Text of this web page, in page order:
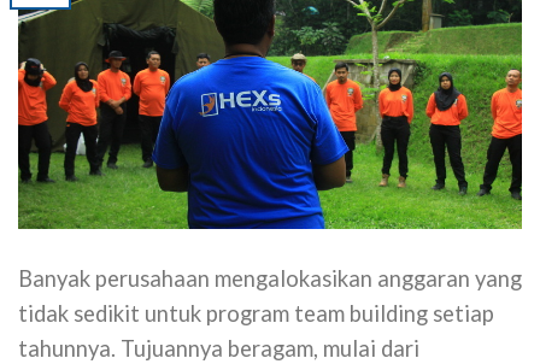
Banyak perusahaan mengalokasikan anggaran yang
tidak sedikit untuk program team building setiap
tahunnya. Tujuannya beragam, mulai dari